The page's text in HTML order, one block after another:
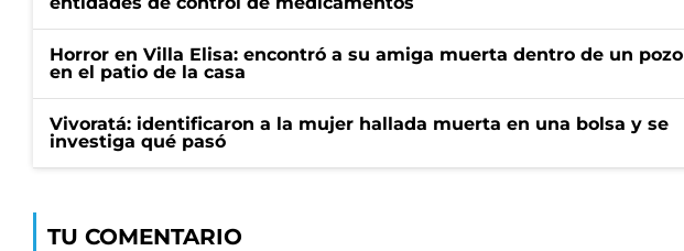
Horror en Villa Elisa: encontró a su amiga muerta dentro de un pozo
en el patio de la casa
Vivoratá: identificaron a la mujer hallada muerta en una bolsa y se
investiga qué pasó
TU COMENTARIO